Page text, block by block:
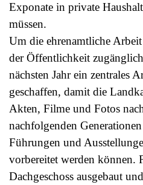
Exponate in private
müssen.
Um die ehrenamtliche
der Öffentlichkeit
nächsten Jahr ein zentrales
geschaffen, damit die
Akten, Filme und Fotos
nachfolgenden
Führungen und
vorbereitet werden können.
Dachgeschoss ausgebaut